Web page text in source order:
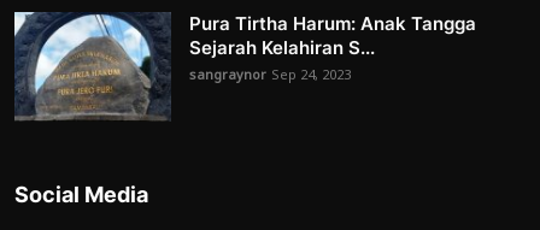
Pura Tirtha Harum: Anak Tangga
Sejarah Kelahiran S...
sangraynor Sep 24, 2023
Social Media